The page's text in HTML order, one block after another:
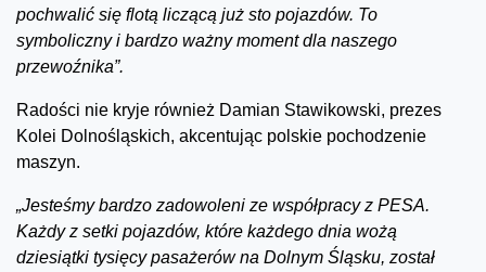
pochwalić się flotą liczącą już sto pojazdów. To
symboliczny i bardzo ważny moment dla naszego
przewoźnika”.
Radości nie kryje również Damian Stawikowski, prezes
Kolei Dolnośląskich, akcentując polskie pochodzenie
maszyn.
„Jesteśmy bardzo zadowoleni ze współpracy z PESA.
Każdy z setki pojazdów, które każdego dnia wożą
dziesiątki tysięcy pasażerów na Dolnym Śląsku, został